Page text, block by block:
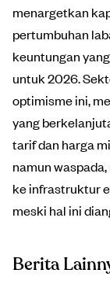
menargetkan
pertumbuhan
keuntungan
untuk 2026.
optimisme ini,
yang
tarif dan harga
namun
ke infrastruktur
meski hal ini
Berita